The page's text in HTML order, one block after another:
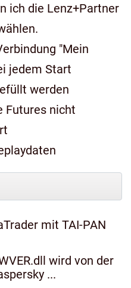
ich die Lenz+Partner
"Mein
jedem Start
werden
Futures nicht
mit TAI-PAN
wird von der
...